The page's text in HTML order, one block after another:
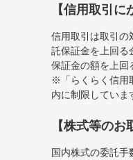
【信用取引
信用取引は取引の
託保証金を上回る
保証金の額を上回
※「らくらく信用
内に制限していま
【株式等の
国内株式の委託